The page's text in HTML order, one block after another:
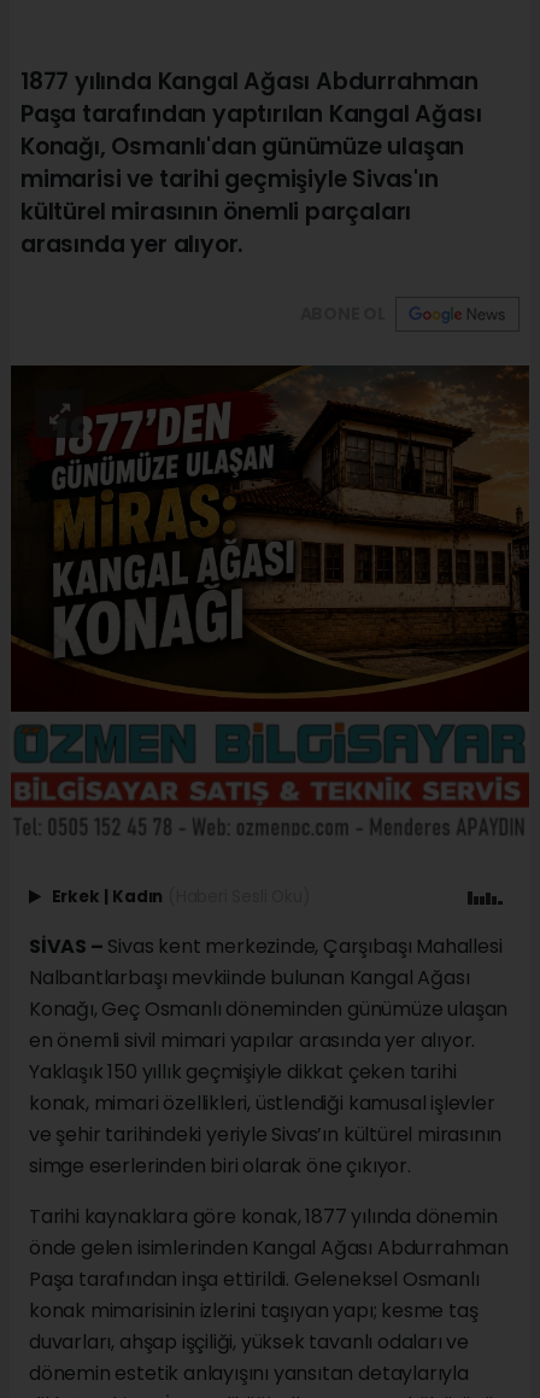
1877 yılında Kangal Ağası Abdurrahman
Paşa tarafından yaptırılan Kangal Ağası
Konağı, Osmanlı'dan günümüze ulaşan
mimarisi ve tarihi geçmişiyle Sivas'ın
kültürel mirasının önemli parçaları
arasında yer alıyor.
Erkek | Kadın
SİVAS – Sivas kent merkezinde, Çarşıbaşı Mahallesi
Nalbantlarbaşı mevkiinde bulunan Kangal Ağası
Konağı, Geç Osmanlı döneminden günümüze ulaşan
en önemli sivil mimari yapılar arasında yer alıyor.
Yaklaşık 150 yıllık geçmişiyle dikkat çeken tarihi
konak, mimari özellikleri, üstlendiği kamusal işlevler
ve şehir tarihindeki yeriyle Sivas’ın kültürel mirasının
simge eserlerinden biri olarak öne çıkıyor.
Tarihi kaynaklara göre konak, 1877 yılında dönemin
önde gelen isimlerinden Kangal Ağası Abdurrahman
Paşa tarafından inşa ettirildi. Geleneksel Osmanlı
konak mimarisinin izlerini taşıyan yapı; kesme taş
duvarları, ahşap işçiliği, yüksek tavanlı odaları ve
dönemin estetik anlayışını yansıtan detaylarıyla